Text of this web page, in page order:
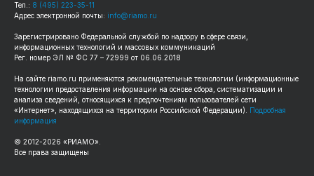
Тел.: 8 (495) 223-35-11
Адрес электронной почты: info@riamo.ru
Зарегистрировано Федеральной службой по надзору в сфере связи,
информационных технологий и массовых коммуникаций
Рег. номер ЭЛ № ФС 77 – 72999 от 06.06.2018
На сайте riamo.ru применяются рекомендательные технологии (информационные
технологии предоставления информации на основе сбора, систематизации и
анализа сведений, относящихся к предпочтениям пользователей сети
«Интернет», находящихся на территории Российской Федерации).
Подробная
информация
© 2012-2026 «РИАМО».
Все права защищены